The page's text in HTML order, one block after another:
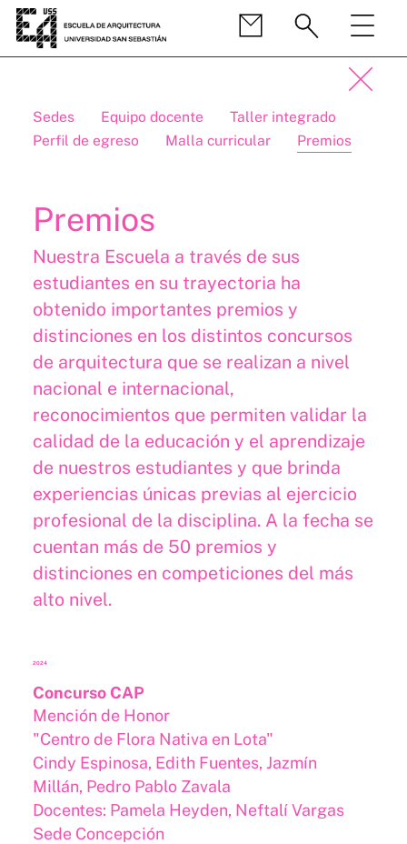
Sedes Equipo docente
Taller integrado
Perfil de egreso
Malla curricular Premios
Premios
Nuestra Escuela a través de sus
estudiantes en su trayectoria ha
obtenido importantes premios y
distinciones en los distintos concursos
de arquitectura que se realizan a nivel
nacional e internacional,
reconocimientos que permiten validar la
calidad de la educación y el aprendizaje
de nuestros estudiantes y que brinda
experiencias únicas previas al ejercicio
profesional de la disciplina. A la fecha se
cuentan más de 50 premios y
distinciones en competiciones del más
alto nivel.
2024
Concurso CAP
Mención de Honor
"Centro de Flora Nativa en Lota"
Cindy Espinosa, Edith Fuentes, Jazmín
Millán, Pedro Pablo Zavala
Docentes: Pamela Heyden, Neftalí Vargas
Sede Concepción